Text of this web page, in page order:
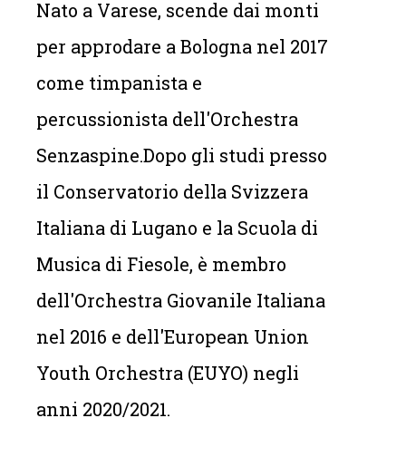
Nato a Varese, scende dai monti
per approdare a Bologna nel 2017
come timpanista e
percussionista dell'Orchestra
Senzaspine.Dopo gli studi presso
il Conservatorio della Svizzera
Italiana di Lugano e la Scuola di
Musica di Fiesole, è membro
dell'Orchestra Giovanile Italiana
nel 2016 e dell'European Union
Youth Orchestra (EUYO) negli
anni 2020/2021.